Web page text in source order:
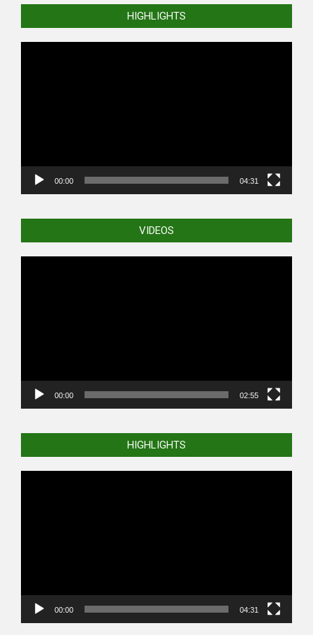
HIGHLIGHTS
00:00 04:31
VIDEOS
00:00 02:55
HIGHLIGHTS
00:00 04:31